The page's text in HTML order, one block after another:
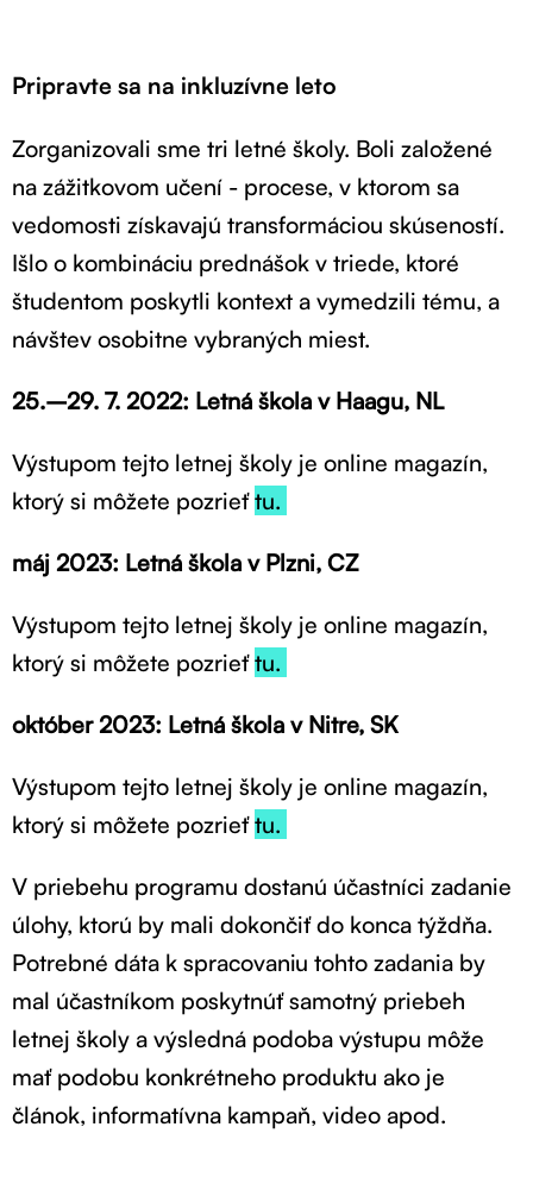
Pripravte sa na inkluzívne leto
Zorganizovali sme tri letné školy. Boli založené
na zážitkovom učení - procese, v ktorom sa
vedomosti získavajú transformáciou skúseností.
Išlo o kombináciu prednášok v triede, ktoré
študentom poskytli kontext a vymedzili tému, a
návštev osobitne vybraných miest.
25.–29. 7. 2022: Letná škola v Haagu, NL
Výstupom tejto letnej školy je online magazín,
ktorý si môžete pozrieťtu.
máj 2023: Letná škola v Plzni, CZ
Výstupom tejto letnej školy je online magazín,
ktorý si môžete pozrieťtu.
október 2023: Letná škola v Nitre, SK
Výstupom tejto letnej školy je online magazín,
ktorý si môžete pozrieťtu.
V priebehu programu dostanú účastníci zadanie
úlohy, ktorú by mali dokončiť do konca týždňa.
Potrebné dáta k spracovaniu tohto zadania by
mal účastníkom poskytnúť samotný priebeh
letnej školy a výsledná podoba výstupu môže
mať podobu konkrétneho produktu ako je
článok, informatívna kampaň, video apod.